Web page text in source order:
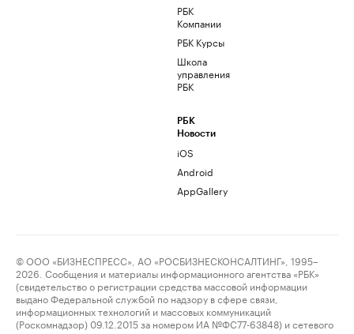
РБК
Компании
РБК Курсы
Школа
управления
РБК
РБК
Новости
iOS
Android
AppGallery
© ООО «БИЗНЕСПРЕСС», АО «РОСБИЗНЕСКОНСАЛТИНГ», 1995–
2026. Сообщения и материалы информационного агентства «РБК»
(свидетельство о регистрации средства массовой информации
выдано Федеральной службой по надзору в сфере связи,
информационных технологий и массовых коммуникаций
(Роскомнадзор) 09.12.2015 за номером ИА №ФС77-63848) и сетевого